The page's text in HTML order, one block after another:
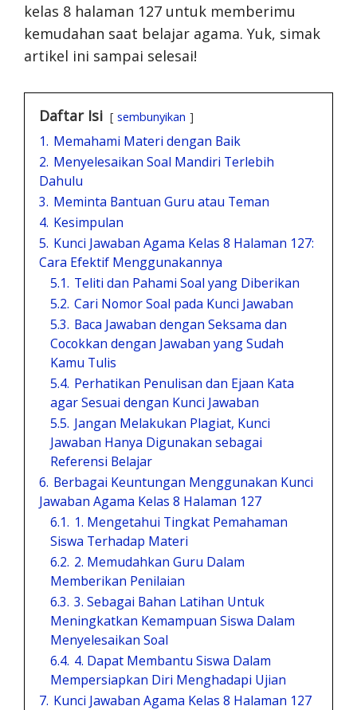
kelas 8 halaman 127 untuk memberimu
kemudahan saat belajar agama. Yuk, simak
artikel ini sampai selesai!
Daftar Isi sembunyikan
1. Memahami Materi dengan Baik
2. Menyelesaikan Soal Mandiri Terlebih
Dahulu
3. Meminta Bantuan Guru atau Teman
4. Kesimpulan
5. Kunci Jawaban Agama Kelas 8 Halaman 127:
Cara Efektif Menggunakannya
5.1. Teliti dan Pahami Soal yang Diberikan
5.2. Cari Nomor Soal pada Kunci Jawaban
5.3. Baca Jawaban dengan Seksama dan
Cocokkan dengan Jawaban yang Sudah
Kamu Tulis
5.4. Perhatikan Penulisan dan Ejaan Kata
agar Sesuai dengan Kunci Jawaban
5.5. Jangan Melakukan Plagiat, Kunci
Jawaban Hanya Digunakan sebagai
Referensi Belajar
6. Berbagai Keuntungan Menggunakan Kunci
Jawaban Agama Kelas 8 Halaman 127
6.1. 1. Mengetahui Tingkat Pemahaman
Siswa Terhadap Materi
6.2. 2. Memudahkan Guru Dalam
Memberikan Penilaian
6.3. 3. Sebagai Bahan Latihan Untuk
Meningkatkan Kemampuan Siswa Dalam
Menyelesaikan Soal
6.4. 4. Dapat Membantu Siswa Dalam
Mempersiapkan Diri Menghadapi Ujian
7. Kunci Jawaban Agama Kelas 8 Halaman 127